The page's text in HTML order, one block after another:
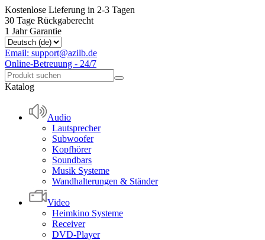
Kostenlose Lieferung in 2-3 Tagen
30 Tage Rückgaberecht
1 Jahr Garantie
Email: support@azilb.de
Online-Betreuung - 24/7
Katalog
Audio
Lautsprecher
Subwoofer
Kopfhörer
Soundbars
Musik Systeme
Wandhalterungen & Ständer
Video
Heimkino Systeme
Receiver
DVD-Player